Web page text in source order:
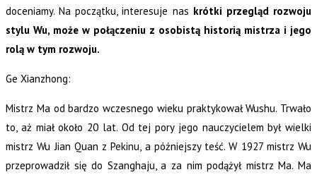
doceniamy. Na początku, interesuje nas krótki przegląd rozwoju
stylu Wu, może w połączeniu z osobistą historią mistrza i jego
rolą w tym rozwoju.
Ge Xianzhong:
Mistrz Ma od bardzo wczesnego wieku praktykował Wushu. Trwało
to, aż miał około 20 lat. Od tej pory jego nauczycielem był wielki
mistrz Wu Jian Quan z Pekinu, a późniejszy teść. W 1927 mistrz Wu
przeprowadził się do Szanghaju, a za nim podążył mistrz Ma. Ma